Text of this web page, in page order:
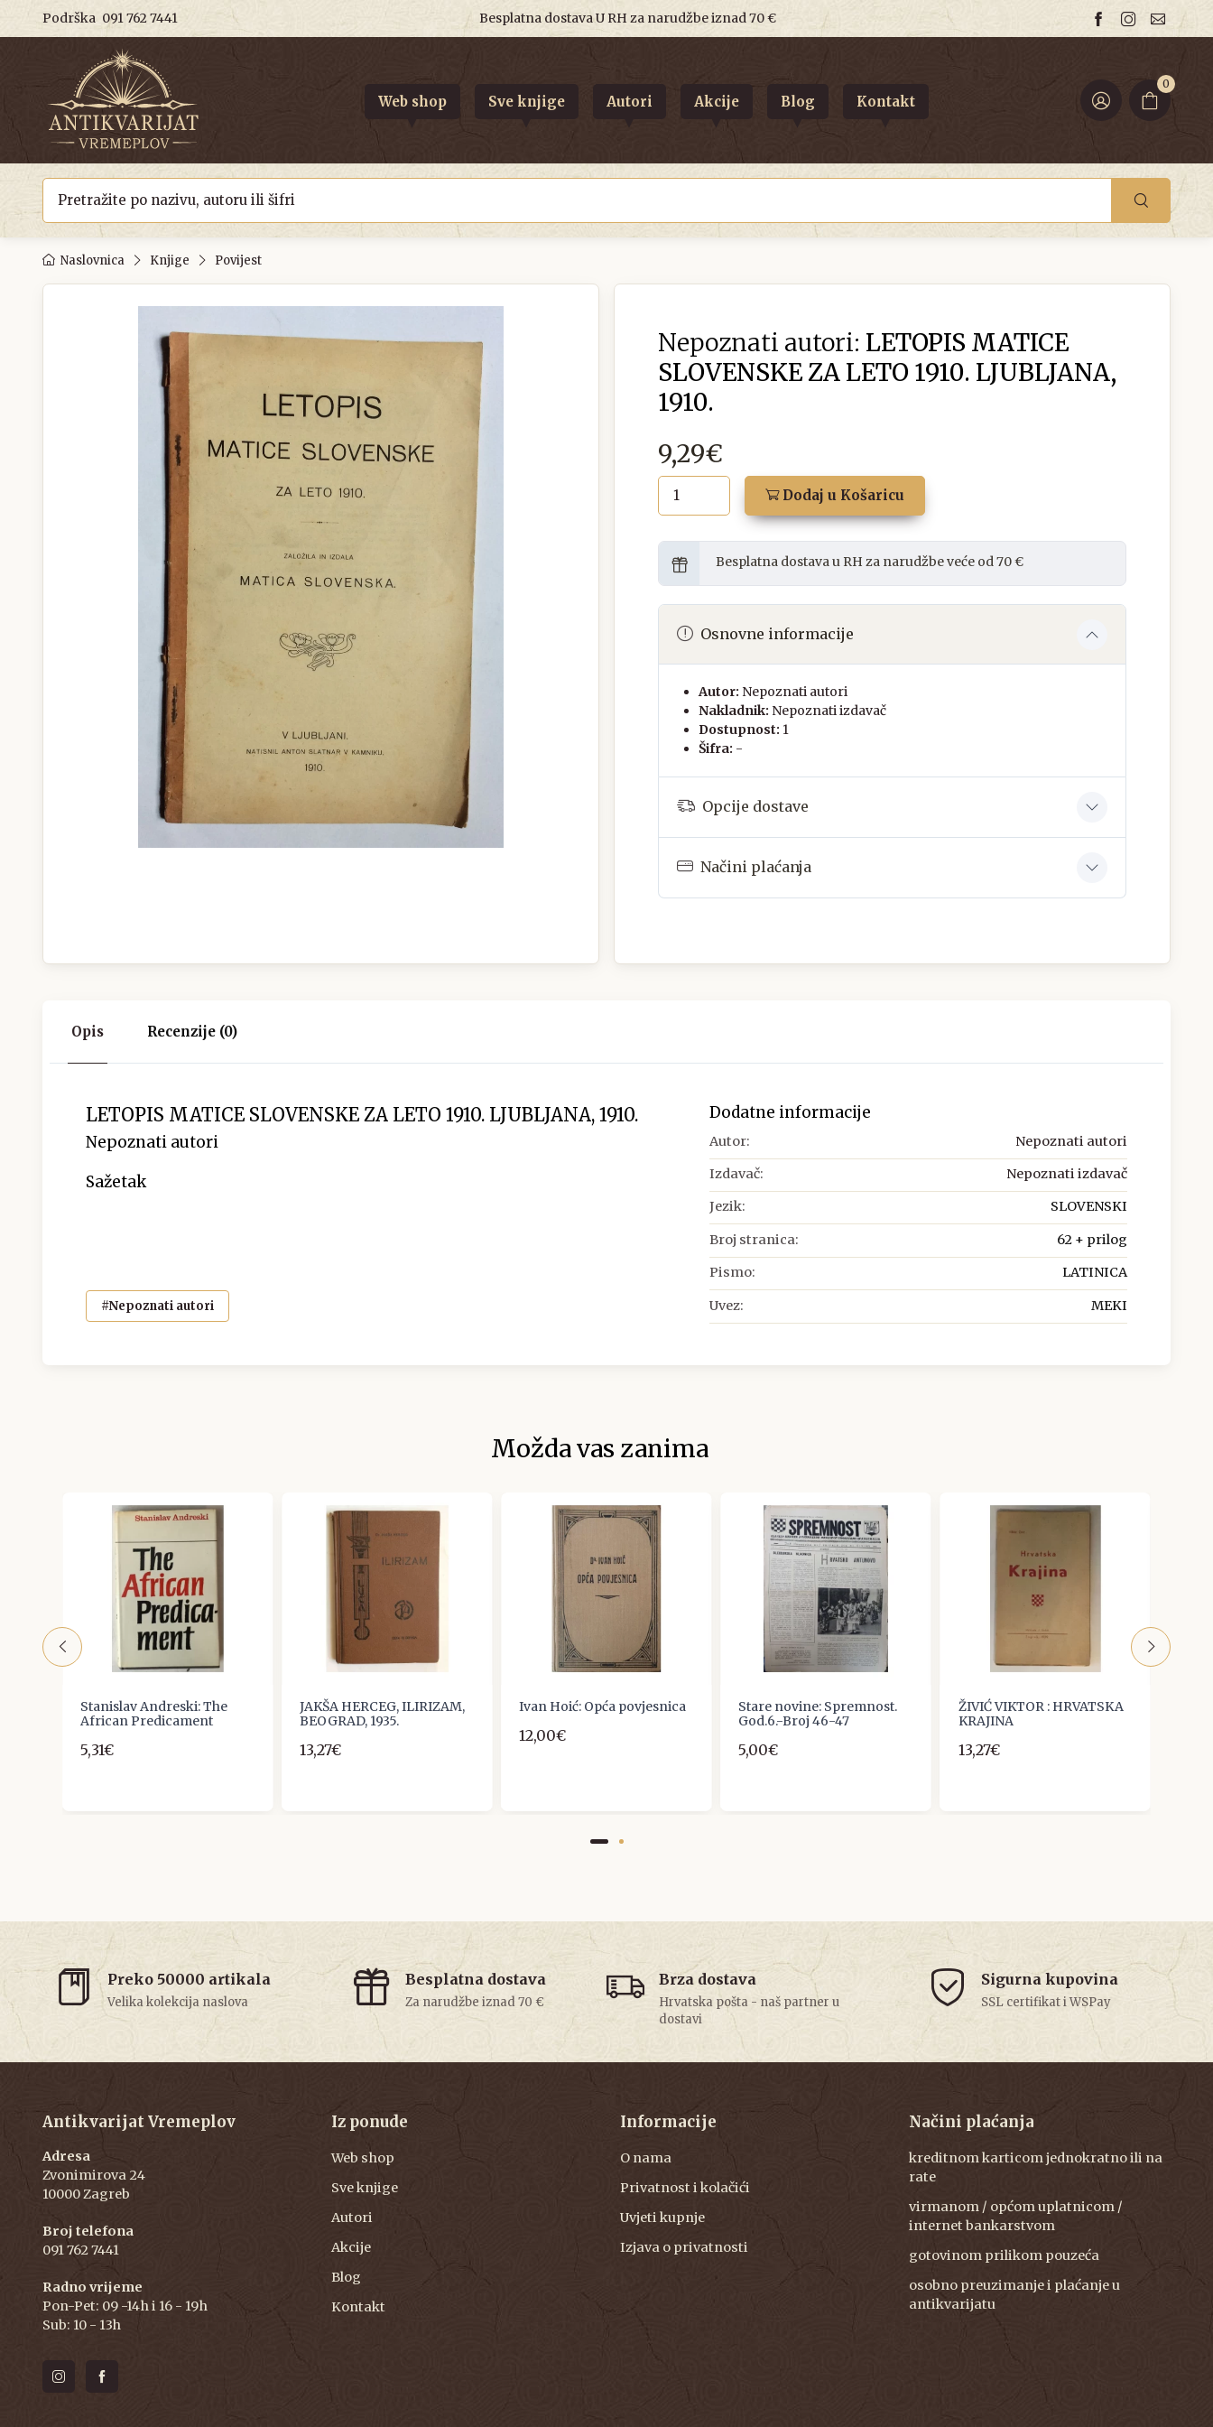
Podrška 091 762 7441 Besplatna dostava U RH za narudžbe iznad 70 €
0
Web shop Sve knjige Autori Akcije Blog Kontakt
Naslovnica Knjige Povijest
Nepoznati autori: LETOPIS MATICE
SLOVENSKE ZA LETO 1910. LJUBLJANA,
1910.
9,29€
Dodaj u Košaricu
Besplatna dostava u RH za narudžbe veće od 70 €
Osnovne informacije
Autor: Nepoznati autori
Nakladnik: Nepoznati izdavač
Dostupnost: 1
Šifra: -
Opcije dostave
Načini plaćanja
Opis Recenzije (0)
LETOPIS MATICE SLOVENSKE ZA LETO 1910. LJUBLJANA, 1910.
Nepoznati autori
Sažetak
#Nepoznati autori
Dodatne informacije
Autor: Nepoznati autori
Izdavač: Nepoznati izdavač
Jezik: SLOVENSKI
Broj stranica: 62 + prilog
Pismo: LATINICA
Uvez: MEKI
Možda vas zanima
Stanislav Andreski: The
African Predicament
5,31€
JAKŠA HERCEG, ILIRIZAM,
BEOGRAD, 1935.
13,27€
Ivan Hoić: Opća povjesnica
12,00€
Stare novine: Spremnost.
God.6.-Broj 46-47
5,00€
ŽIVIĆ VIKTOR : HRVATSKA
KRAJINA
13,27€
Preko 50000 artikala
Velika kolekcija naslova
Besplatna dostava
Za narudžbe iznad 70 €
Brza dostava
Hrvatska pošta - naš partner u
dostavi
Sigurna kupovina
SSL certifikat i WSPay
Antikvarijat Vremeplov
Adresa
Zvonimirova 24
10000 Zagreb
Broj telefona
091 762 7441
Radno vrijeme
Pon-Pet: 09 -14h i 16 - 19h
Sub: 10 - 13h
Iz ponude
Web shop
Sve knjige
Autori
Akcije
Blog
Kontakt
Informacije
O nama
Privatnost i kolačići
Uvjeti kupnje
Izjava o privatnosti
Načini plaćanja
kreditnom karticom jednokratno ili na
rate
virmanom / općom uplatnicom /
internet bankarstvom
gotovinom prilikom pouzeća
osobno preuzimanje i plaćanje u
antikvarijatu